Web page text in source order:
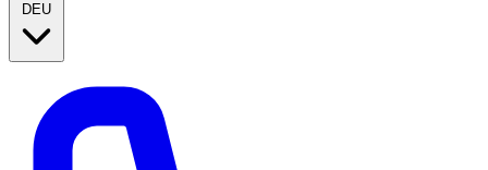
DEU